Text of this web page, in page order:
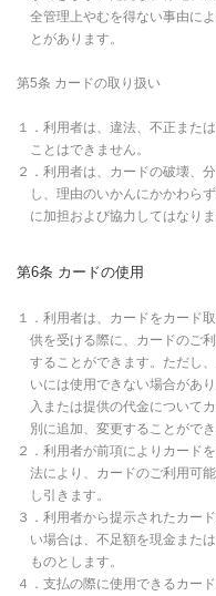
全管理上やむを得ない事由に
とがあります。
第5条 カードの取り扱い
１．利用者は、違法、不正また
ことはできません。
２．利用者は、カードの破壊、
し、理由のいかんにかかわら
に加担および協力してはなりま
第6条 カードの使用
１．利用者は、カードをカード
供を受ける際に、カードのご
することができます。ただし
いには使用できない場合があ
入または提供の代金について
別に追加、変更することができ
２．利用者が前項によりカード
法により、カードのご利用可
し引きます。
３．利用者から提示されたカー
い場合は、不足額を現金また
ものとします。
４．支払の際に使用できるカー